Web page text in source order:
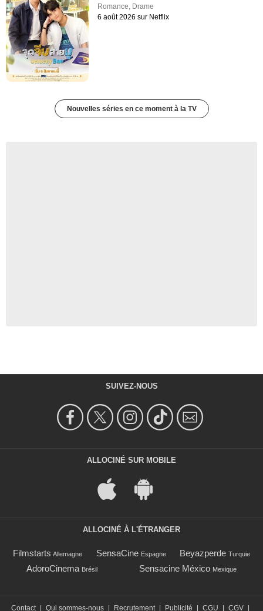
Romance, Drame
6 août 2026 sur Netflix
Nouvelles séries en ce moment à la TV
SUIVEZ-NOUS
ALLOCINÉ SUR MOBILE
ALLOCINÉ À L'ÉTRANGER
Filmstarts Allemagne SensaCine Espagne Beyazperde Turquie
AdoroCinema Brésil Sensacine México Mexique
Contact Qui sommes-nous Recrutement Publicité CGU CGV